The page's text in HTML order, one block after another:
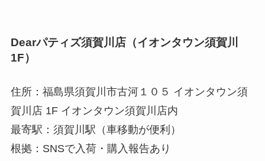
Dearパティズ須賀川店（イオンタウン須賀川
1F）
住所：福島県須賀川市古河１０５ イオンタウン須
賀川店 1F イオンタウン須賀川店内
最寄駅：須賀川駅（車移動が便利）
根拠：SNSで入荷・購入報告あり